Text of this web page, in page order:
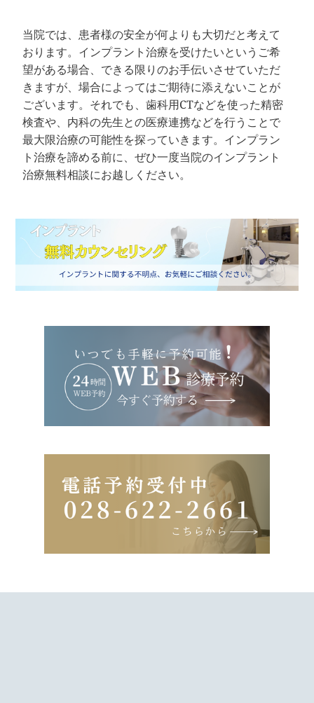
当院では、患者様の安全が何よりも大切だと考えて
おります。インプラント治療を受けたいというご希
望がある場合、できる限りのお手伝いさせていただ
きますが、場合によってはご期待に添えないことが
ございます。それでも、歯科用CTなどを使った精密
検査や、内科の先生との医療連携などを行うことで
最大限治療の可能性を探っていきます。インプラン
ト治療を諦める前に、ぜひ一度当院のインプラント
治療無料相談にお越しください。